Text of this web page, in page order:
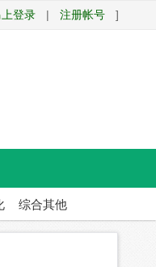
登录 | 注册帐号 ]
综合其他